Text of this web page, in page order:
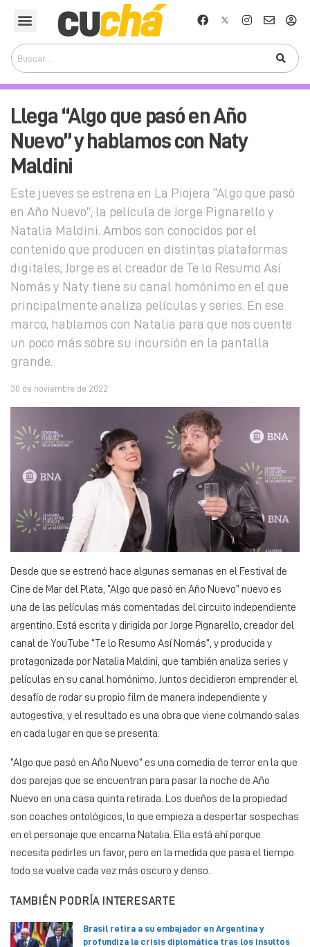
Llega “Algo que pasó en Año
Nuevo” y hablamos con Naty
Maldini
Este jueves se estrena en La Piojera “Algo que pasó
en Año Nuevo”, la película de Jorge Pignarello y
Natalia Maldini. Ambos son conocidos por el
contenido que producen en distintas plataformas
digitales, Jorge es el creador de Te lo Resumo Así
Nomás y Naty tiene su canal homónimo en el que
principalmente analiza películas y series. En ese
marco, hablamos con Natalia para que nos cuente
un poco más sobre su incursión en la pantalla
grande.
30 de noviembre de 2022
Desde que se estrenó hace algunas semanas en el Festival de
Cine de Mar del Plata, “Algo que pasó en Año Nuevo” nuevo es
una de las películas más comentadas del circuito independiente
argentino. Está escrita y dirigida por Jorge Pignarello, creador del
canal de YouTube “Te lo Resumo Así Nomás”, y producida y
protagonizada por Natalia Maldini, que también analiza series y
películas en su canal homónimo. Juntos decidieron emprender el
desafío de rodar su propio film de manera independiente y
autogestiva, y el resultado es una obra que viene colmando salas
en cada lugar en que se presenta.
“Algo que pasó en Año Nuevo” es una comedia de terror en la que
dos parejas que se encuentran para pasar la noche de Año
Nuevo en una casa quinta retirada. Los dueños de la propiedad
son coaches ontológicos, lo que empieza a despertar sospechas
en el personaje que encarna Natalia. Ella está ahí porque
necesita pedirles un favor, pero en la medida que pasa el tiempo
todo se vuelve cada vez más oscuro y denso.
TAMBIÉN PODRÍA INTERESARTE
Brasil retira a su embajador en Argentina y
profundiza la crisis diplomática tras los insultos